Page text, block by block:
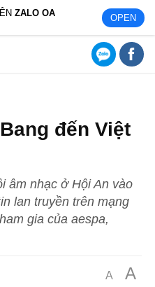
ZALO OA OPEN
đến Việt
âm nhạc ở Hội An vào
lan truyền trên mạng
gia của aespa,
A A